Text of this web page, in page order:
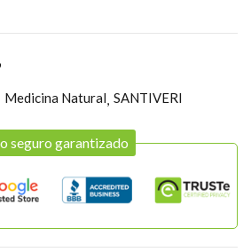
Medicina Natural SANTIVERI
seguro garantizado